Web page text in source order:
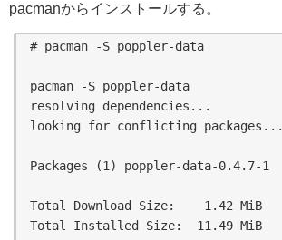
pacmanからインストールする。
# pacman -S poppler-data
pacman -S poppler-data
resolving dependencies...
looking for conflicting packages...
Packages (1) poppler-data-0.4.7-1
Total Download Size:    1.42 MiB
Total Installed Size:  11.49 MiB